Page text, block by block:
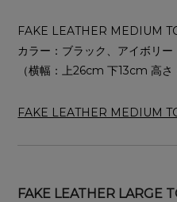
FAKE LEATHER MEDIUM
カラー：ブラック、アイボリー
（横幅：上26cm 下13cm 高
FAKE LEATHER MEDIUM
FAKE LEATHER LARGE